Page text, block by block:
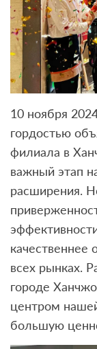
10 ноября
гордостью
филиала в
важный этап
расширения.
качественнее
всех рынках.
городе
центром
большую